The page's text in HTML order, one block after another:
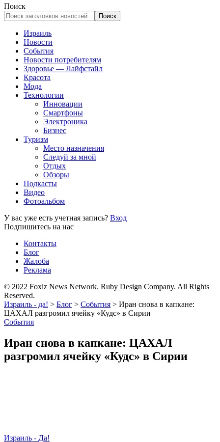
Поиск
Израиль
Новости
События
Новости потребителям
Здоровье — Лайфстайл
Красота
Мода
Технологии
Инновации
Смартфоны
Электроника
Бизнес
Туризм
Место назначения
Следуй за мной
Отдых
Обзоры
Подкасты
Видео
Фотоальбом
У вас уже есть учетная запись? Вход
Подпишитесь на нас
Контакты
Блог
Жалоба
Реклама
© 2022 Foxiz News Network. Ruby Design Company. All Rights
Reserved.
Израиль - да! > Блог > События > Иран снова в капкане:
ЦАХАЛ разгромил ячейку «Кудс» в Сирии
События
Иран снова в капкане: ЦАХАЛ
разгромил ячейку «Кудс» в Сирии
Израиль - Да!